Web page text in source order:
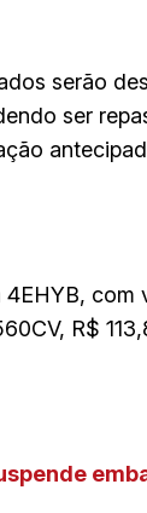
serão
ser
com
R$